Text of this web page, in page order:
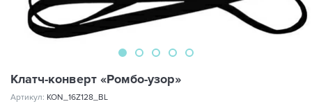
Клатч-конверт «Ромбо-узор»
Артикул: KON_16Z128_BL